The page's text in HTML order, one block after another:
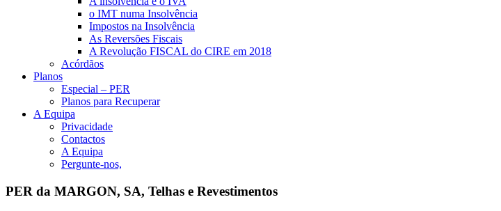
o IMT numa Insolvência
Impostos na Insolvência
As Reversões Fiscais
A Revolução FISCAL do CIRE em 2018
Acórdãos
Planos
Especial – PER
Planos para Recuperar
A Equipa
Privacidade
Contactos
A Equipa
Pergunte-nos,
PER da MARGON, SA, Telhas e Revestimentos